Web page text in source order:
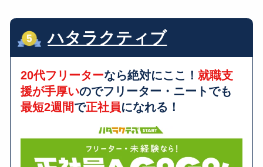
ハタラクティブ
20代フリーターなら絶対にここ！就職支
援が手厚いのでフリーター・ニートでも
最短2週間で正社員になれる！